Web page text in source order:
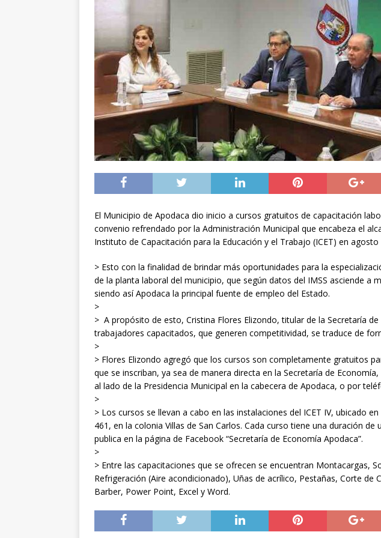
El Municipio de Apodaca dio inicio a cursos gratuitos de capacitación
convenio refrendado por la Administración Municipal que encabeza el
Instituto de Capacitación para la Educación y el Trabajo (ICET) en
> Esto con la finalidad de brindar más oportunidades para la
de la planta laboral del municipio, que según datos del IMSS asciende a
siendo así Apodaca la principal fuente de empleo del Estado.
>
> A propósito de esto, Cristina Flores Elizondo, titular de la Secretaría
trabajadores capacitados, que generen competitividad, se traduce de
>
> Flores Elizondo agregó que los cursos son completamente gratuitos
que se inscriban, ya sea de manera directa en la Secretaría de
al lado de la Presidencia Municipal en la cabecera de Apodaca, o por
>
> Los cursos se llevan a cabo en las instalaciones del ICET IV, ubicado
461, en la colonia Villas de San Carlos. Cada curso tiene una duración
publica en la página de Facebook “Secretaría de Economía Apodaca”.
>
> Entre las capacitaciones que se ofrecen se encuentran Montacargas,
Refrigeración (Aire acondicionado), Uñas de acrílico, Pestañas, Corte de
Barber, Power Point, Excel y Word.